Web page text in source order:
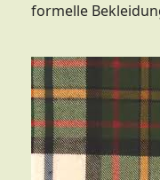
formelle